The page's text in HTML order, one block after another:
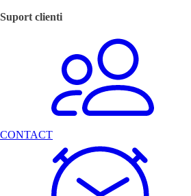
Suport clienti
CONTACT